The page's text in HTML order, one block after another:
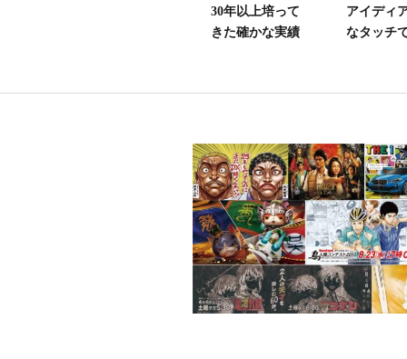
30年以上培って
きた確かな実績
アイディ
なタッチ